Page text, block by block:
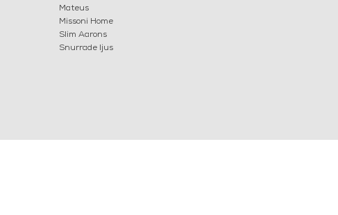
Mateus
Missoni Home
Slim Aarons
Snurrade ljus